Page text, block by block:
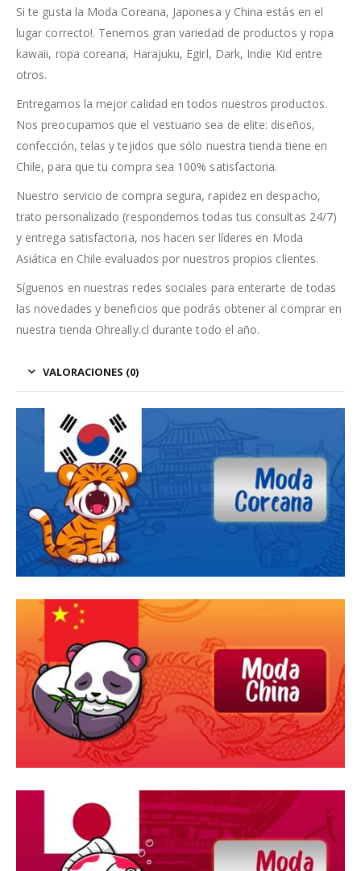
Si te gusta la Moda Coreana, Japonesa y China estás en el
lugar correcto!. Tenemos gran variedad de productos y ropa
kawaii, ropa coreana, Harajuku, Egirl, Dark, Indie Kid entre
otros.
Entregamos la mejor calidad en todos nuestros productos.
Nos preocupamos que el vestuario sea de elite: diseños,
confección, telas y tejidos que sólo nuestra tienda tiene en
Chile, para que tu compra sea 100% satisfactoria.
Nuestro servicio de compra segura, rapidez en despacho,
trato personalizado (respondemos todas tus consultas 24/7)
y entrega satisfactoria, nos hacen ser líderes en Moda
Asiática en Chile evaluados por nuestros propios clientes.
Síguenos en nuestras redes sociales para enterarte de todas
las novedades y beneficios que podrás obtener al comprar en
nuestra tienda Ohreally.cl durante todo el año.
VALORACIONES (0)